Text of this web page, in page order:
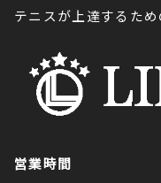
テニスが上達するため
営業時間